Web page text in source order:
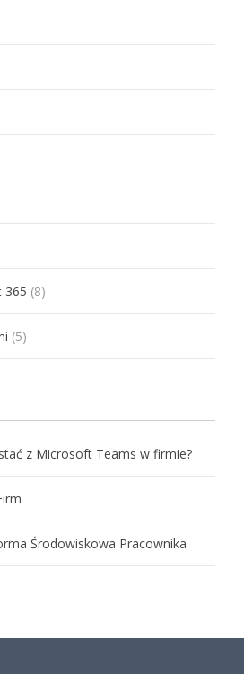
365 (8)
(5)
z Microsoft Teams w firmie?
Środowiskowa Pracownika